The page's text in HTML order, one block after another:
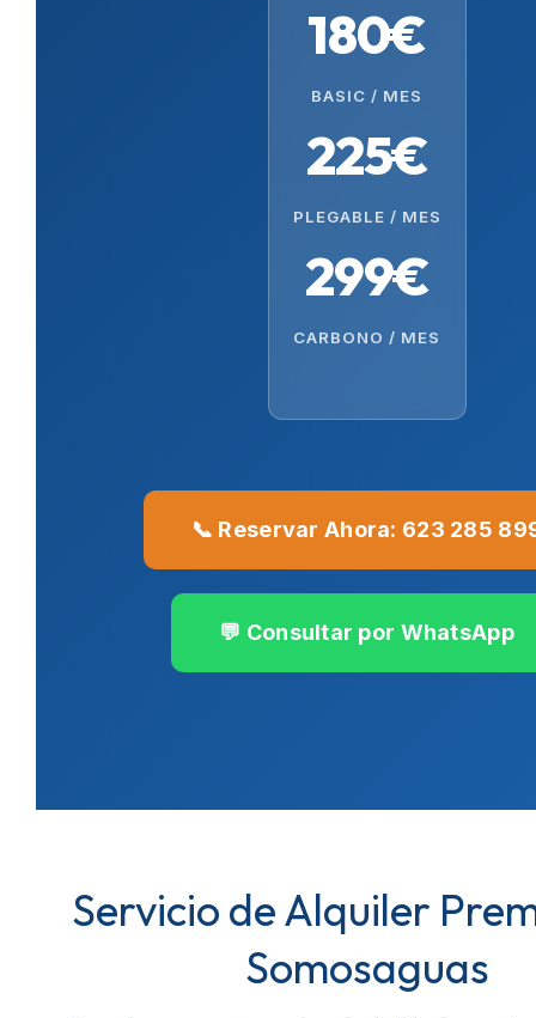
180€
BASIC / MES
225€
PLEGABLE / MES
299€
CARBONO / MES
📞 Reservar Ahora: 623 285
💬 Consultar por WhatsApp
Servicio de Alquiler
Somosaguas